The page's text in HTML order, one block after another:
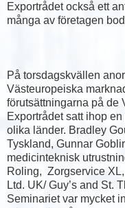
Exportrådet också ett
många av företagen
På torsdagskvällen
Västeuropeiska
förutsättningarna på de
Exportrådet satt ihop
olika länder. Bradley
Tyskland, Gunnar
medicinteknisk
Roling, Zorgservice
Ltd. UK/ Guy’s and St.
Seminariet var mycket